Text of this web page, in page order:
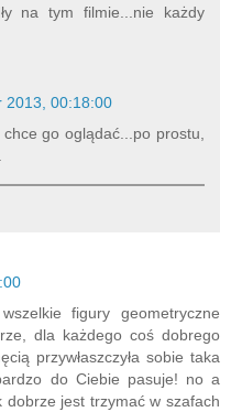
na tym filmie...nie każdy
2013, 00:18:00
go oglądać...po prostu,
figury geometryczne
dla każdego coś dobrego
przywłaszczyła sobie taka
do Ciebie pasuje! no a
jest trzymać w szafach